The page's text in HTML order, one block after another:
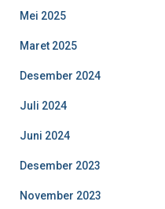
Mei 2025
Maret 2025
Desember 2024
Juli 2024
Juni 2024
Desember 2023
November 2023